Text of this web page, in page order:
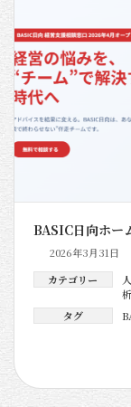
BASIC日向ホー
2026年3月31日
カテゴリー
タグ